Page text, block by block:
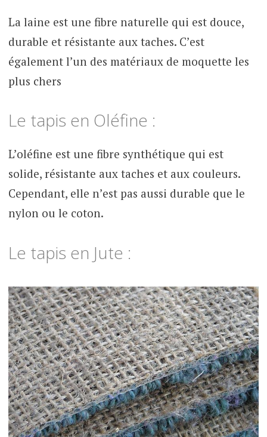
La laine est une fibre naturelle qui est douce,
durable et résistante aux taches. C’est
également l’un des matériaux de moquette les
plus chers
Le tapis en Oléfine :
L’oléfine est une fibre synthétique qui est
solide, résistante aux taches et aux couleurs.
Cependant, elle n’est pas aussi durable que le
nylon ou le coton.
Le tapis en Jute :